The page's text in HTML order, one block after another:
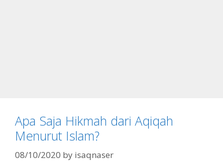
Apa Saja Hikmah dari Aqiqah
Menurut Islam?
08/10/2020 by isaqnaser